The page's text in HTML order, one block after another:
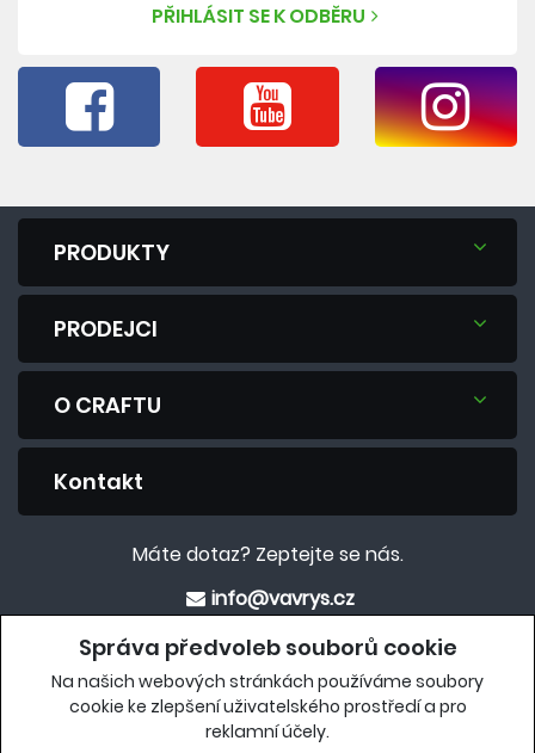
Správa předvoleb souborů cookie
Na našich webových stránkách používáme soubory
cookie ke zlepšení uživatelského prostředí a pro
reklamní účely.
PŘIHLÁSIT SE K ODBĚRU
PRODUKTY
PRODEJCI
O CRAFTU
Kontakt
Máte dotaz? Zeptejte se nás.
info@vavrys.cz
+420 575 570 913
Eshop